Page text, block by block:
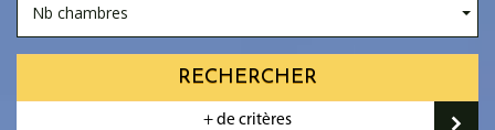
Nb chambres
RECHERCHER
+ de critères